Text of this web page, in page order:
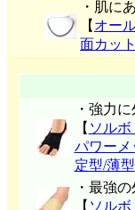
・肌に
【 オー
面カッ
・強力
【 ソル
パワーメ
定型/薄型
・最強
【 ソル